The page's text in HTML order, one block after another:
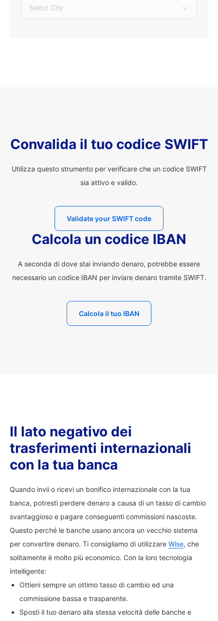
Select City
Convalida il tuo codice SWIFT
Utilizza questo strumento per verificare che un codice SWIFT
sia attivo e valido.
Validate your SWIFT code
Calcola un codice IBAN
A seconda di dove stai inviando denaro, potrebbe essere
necessario un codice IBAN per inviare denaro tramite SWIFT.
Calcola il tuo IBAN
Il lato negativo dei
trasferimenti internazionali
con la tua banca
Quando invii o ricevi un bonifico internazionale con la tua
banca, potresti perdere denaro a causa di un tasso di cambio
svantaggioso e pagare conseguenti commissioni nascoste.
Questo perché le banche usano ancora un vecchio sistema
per convertire denaro. Ti consigliamo di utilizzare Wise, che
solitamente è molto più economico. Con la loro tecnologia
intelligente:
Ottieni sempre un ottimo tasso di cambio ed una
commissione bassa e trasparente.
Sposti il tuo denaro alla stessa velocità delle banche e